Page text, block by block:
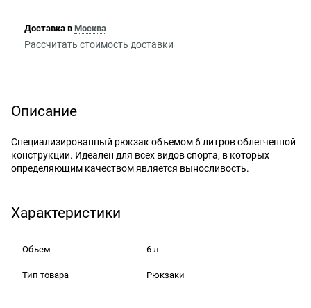
Доставка в Москва
Рассчитать стоимость доставки
Описание
Специализированный рюкзак объемом 6 литров облегченной
конструкции. Идеален для всех видов спорта, в которых
определяющим качеством является выносливость.
Характеристики
Объем 6 л
Тип товара Рюкзаки